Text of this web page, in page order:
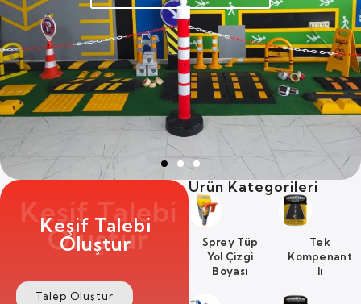
Ürünleri Görüntüle
Keşif Talebi
Oluştur
Keşif Talebi
Oluştur
Talep Oluştur
Ürün Kategorileri
Sprey Tüp
Yol Çizgi
Boyası
Tek
Kompenant
Lı